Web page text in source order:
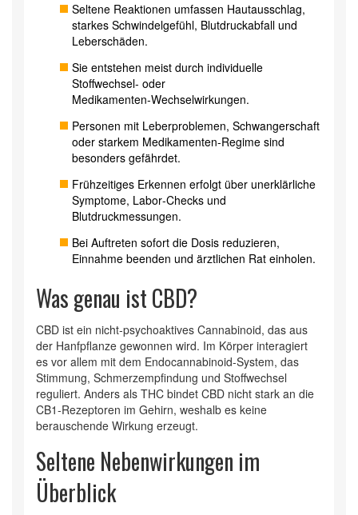
Seltene Reaktionen umfassen Hautausschlag,
starkes Schwindelgefühl, Blutdruckabfall und
Leberschäden.
Sie entstehen meist durch individuelle
Stoffwechsel‑ oder
Medikamenten‑Wechselwirkungen.
Personen mit Leberproblemen, Schwangerschaft
oder starkem Medikamenten‑Regime sind
besonders gefährdet.
Frühzeitiges Erkennen erfolgt über unerklärliche
Symptome, Labor‑Checks und
Blutdruckmessungen.
Bei Auftreten sofort die Dosis reduzieren,
Einnahme beenden und ärztlichen Rat einholen.
Was genau ist CBD?
CBD ist ein nicht‑psychoaktives Cannabinoid, das aus
der Hanfpflanze gewonnen wird. Im Körper interagiert
es vor allem mit dem Endocannabinoid‑System, das
Stimmung, Schmerzempfindung und Stoffwechsel
reguliert. Anders als THC bindet CBD nicht stark an die
CB1‑Rezeptoren im Gehirn, weshalb es keine
berauschende Wirkung erzeugt.
Seltene Nebenwirkungen im
Überblick